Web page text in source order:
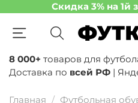
Скидка 3% на 1й
8 000+ товаров для
Доставка по всей РФ |
Главная Футбольная